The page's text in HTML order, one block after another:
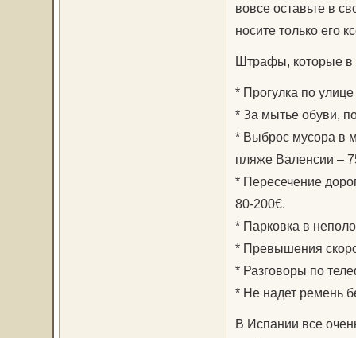
вовсе оставьте в
носите только его
Штрафы, которые в
* Прогулка по
* За мытье обуви,
* Выброс мусора в
пляже Валенсии –
* Пересечение
80-200€.
* Парковка в
* Превышения
* Разговоры по
* Не надет ремень
В Испании все